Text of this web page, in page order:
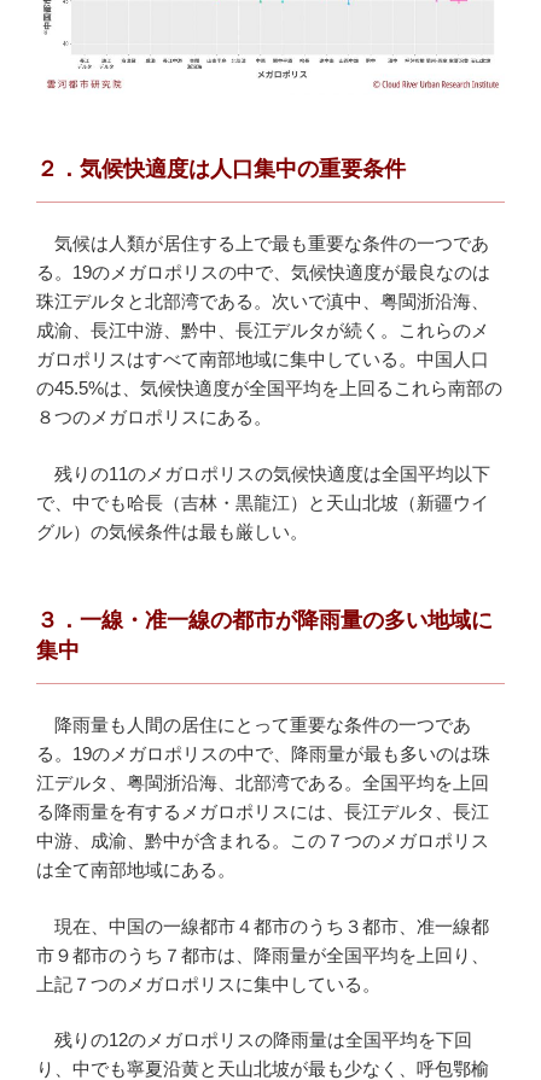
２．気候快適度は人口集中の重要条件
気候は人類が居住する上で最も重要な条件の一つであ
る。19のメガロポリスの中で、気候快適度が最良なのは
珠江デルタと北部湾である。次いで滇中、粤閩浙沿海、
成渝、長江中游、黔中、長江デルタが続く。これらのメ
ガロポリスはすべて南部地域に集中している。中国人口
の45.5%は、気候快適度が全国平均を上回るこれら南部の
８つのメガロポリスにある。
残りの11のメガロポリスの気候快適度は全国平均以下
で、中でも哈長（吉林・黒龍江）と天山北坡（新疆ウイ
グル）の気候条件は最も厳しい。
３．一線・ 准一線の都市が降雨量の多い地域に
集中
降雨量も人間の居住にとって重要な条件の一つであ
る。19のメガロポリスの中で、降雨量が最も多いのは珠
江デルタ、粤閩浙沿海、北部湾である。全国平均を上回
る降雨量を有するメガロポリスには、長江デルタ、長江
中游、成渝、黔中が含まれる。この７つのメガロポリス
は全て南部地域にある。
現在、中国の一線都市４都市のうち３都市、准一線都
市９都市のうち７都市は、降雨量が全国平均を上回り、
上記７つのメガロポリスに集中している。
残りの12のメガロポリスの降雨量は全国平均を下回
り、中でも寧夏沿黄と天山北坡が最も少なく、呼包鄂榆